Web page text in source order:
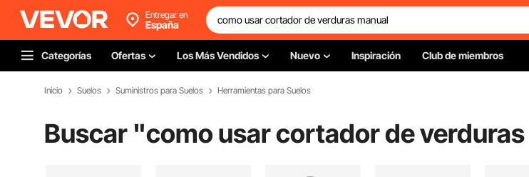
Entregar en
España
Categorías Ofertas Los Más Vendidos Nuevo Inspiración Club de miembros
Inicio Suelos Suministros para Suelos Herramientas para Suelos
Buscar "como usar cortador de